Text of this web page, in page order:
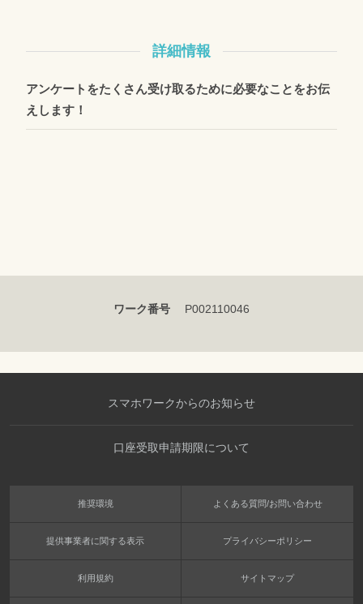
詳細情報
アンケートをたくさん受け取るために必要なことをお伝
えします！
ワーク番号 P002110046
スマホワークからのお知らせ
口座受取申請期限について
推奨環境 よくある質問/お問い合わせ
提供事業者に関する表示 プライバシーポリシー
利用規約 サイトマップ